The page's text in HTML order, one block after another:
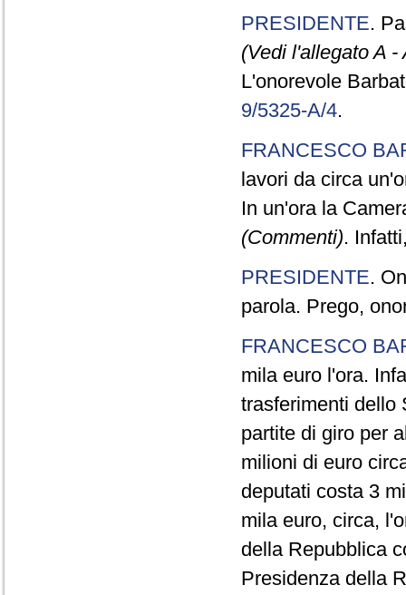
PRESIDENTE.
(Vedi l'allegato A
L'onorevole
9/5325-A/4.
FRANCESCO
lavori da circa
In un'ora la
(Commenti).
PRESIDENTE.
parola. Prego,
FRANCESCO
mila euro l'ora.
trasferimenti dello
partite di giro per
milioni di euro
deputati costa 3
mila euro, circa,
della Repubblica
Presidenza della